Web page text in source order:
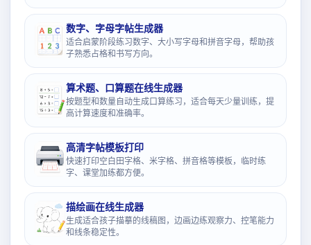
数字、字母字帖生成器
适合启蒙阶段练习数字、大小写字母和拼音字母，帮助孩
子熟悉占格和书写方向。
算术题、口算题在线生成器
按题型和数量自动生成口算练习，适合每天少量训练，提
高计算速度和准确率。
高清字帖模板打印
快速打印空白田字格、米字格、拼音格等模板，临时练
字、课堂加练都方便。
描绘画在线生成器
生成适合孩子描摹的线稿图，边画边练观察力、控笔能力
和线条稳定性。